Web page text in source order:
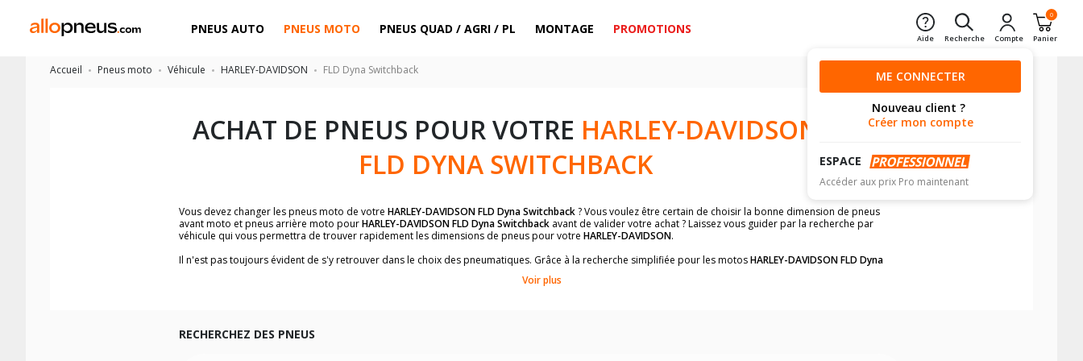
PNEUS AUTO PNEUS MOTO PNEUS QUAD / AGRI / PL MONTAGE PROMOTIONS
Aide Recherche Compte
0
Panier
ME CONNECTER
Nouveau client ?
Créer mon compte
ESPACE
Accéder aux prix Pro maintenant
Accueil Pneus moto Véhicule HARLEY-DAVIDSON FLD Dyna Switchback
ACHAT DE PNEUS POUR VOTRE HARLEY-DAVIDSON
FLD DYNA SWITCHBACK
Vous devez changer les pneus moto de votre HARLEY-DAVIDSON FLD Dyna Switchback? Vous voulez être certain de choisir la bonne dimension de pneus
avant moto et pneus arrière moto pourHARLEY-DAVIDSON FLD Dyna Switchback avant de valider votre achat ? Laissez vous guider par la recherche par
véhicule qui vous permettra de trouver rapidement les dimensions de pneus pour votre HARLEY-DAVIDSON.
Il n'est pas toujours évident de s'y retrouver dans le choix des pneumatiques. Grâce à la recherche simplifiée pour les motosHARLEY-DAVIDSON FLD Dyna
Vous ne savez pas comment trouver les dimensions de vos pneus ? Ces informations sont indiquées sur le flanc des pneumatiques, dans le carnet de bord de
facilement.
Voir plus
RECHERCHEZ DES PNEUS